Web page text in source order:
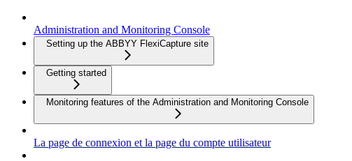
Administration and Monitoring Console
Setting up the ABBYY FlexiCapture site
Getting started
Monitoring features of the Administration and Monitoring Console
La page de connexion et la page du compte utilisateur